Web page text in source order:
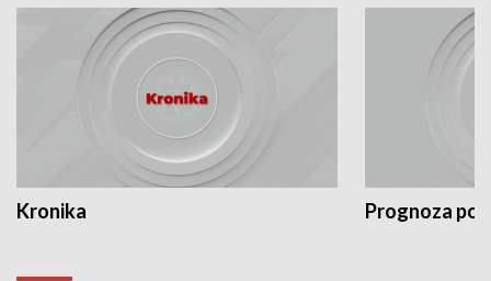
Kronika Prognoza